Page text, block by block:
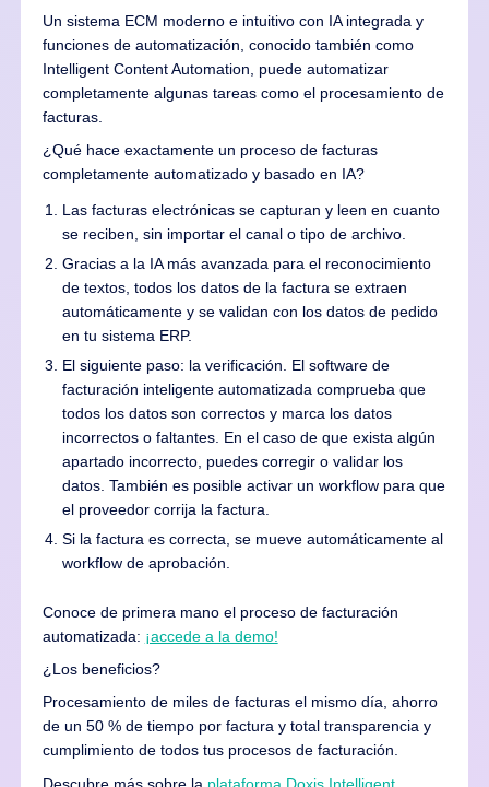
Un sistema ECM moderno e intuitivo con IA integrada y
funciones de automatización, conocido también como
Intelligent Content Automation, puede automatizar
completamente algunas tareas como el procesamiento de
facturas.
¿Qué hace exactamente un proceso de facturas
completamente automatizado y basado en IA?
Las facturas electrónicas se capturan y leen en cuanto
se reciben, sin importar el canal o tipo de archivo.
Gracias a la IA más avanzada para el reconocimiento
de textos, todos los datos de la factura se extraen
automáticamente y se validan con los datos de pedido
en tu sistema ERP.
El siguiente paso: la verificación. El software de
facturación inteligente automatizada comprueba que
todos los datos son correctos y marca los datos
incorrectos o faltantes. En el caso de que exista algún
apartado incorrecto, puedes corregir o validar los
datos. También es posible activar un workflow para que
el proveedor corrija la factura.
Si la factura es correcta, se mueve automáticamente al
workflow de aprobación.
Conoce de primera mano el proceso de facturación
automatizada: ¡accede a la demo!
¿Los beneficios?
Procesamiento de miles de facturas el mismo día, ahorro
de un 50 % de tiempo por factura y total transparencia y
cumplimiento de todos tus procesos de facturación.
Descubre más sobre la plataforma Doxis Intelligent